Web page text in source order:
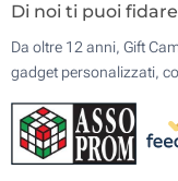
Di noi ti puoi fidare
Da oltre 12 anni, Gift
gadget personalizzati,